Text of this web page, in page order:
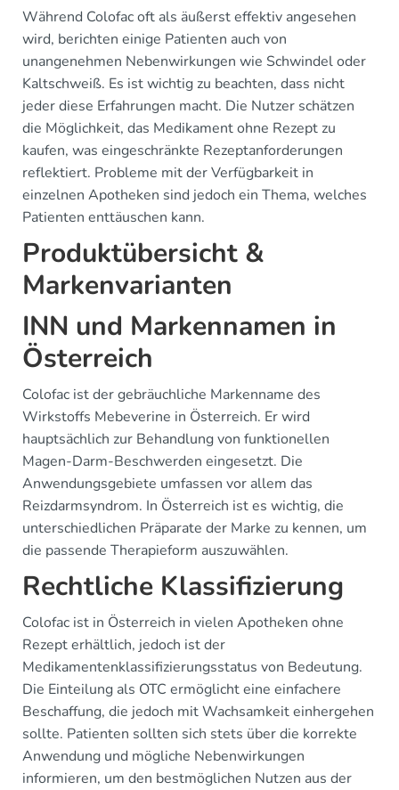
Während Colofac oft als äußerst effektiv angesehen
wird, berichten einige Patienten auch von
unangenehmen Nebenwirkungen wie Schwindel oder
Kaltschweiß. Es ist wichtig zu beachten, dass nicht
jeder diese Erfahrungen macht. Die Nutzer schätzen
die Möglichkeit, das Medikament ohne Rezept zu
kaufen, was eingeschränkte Rezeptanforderungen
reflektiert. Probleme mit der Verfügbarkeit in
einzelnen Apotheken sind jedoch ein Thema, welches
Patienten enttäuschen kann.
Produktübersicht &
Markenvarianten
INN und Markennamen in
Österreich
Colofac ist der gebräuchliche Markenname des
Wirkstoffs Mebeverine in Österreich. Er wird
hauptsächlich zur Behandlung von funktionellen
Magen-Darm-Beschwerden eingesetzt. Die
Anwendungsgebiete umfassen vor allem das
Reizdarmsyndrom. In Österreich ist es wichtig, die
unterschiedlichen Präparate der Marke zu kennen, um
die passende Therapieform auszuwählen.
Rechtliche Klassifizierung
Colofac ist in Österreich in vielen Apotheken ohne
Rezept erhältlich, jedoch ist der
Medikamentenklassifizierungsstatus von Bedeutung.
Die Einteilung als OTC ermöglicht eine einfachere
Beschaffung, die jedoch mit Wachsamkeit einhergehen
sollte. Patienten sollten sich stets über die korrekte
Anwendung und mögliche Nebenwirkungen
informieren, um den bestmöglichen Nutzen aus der